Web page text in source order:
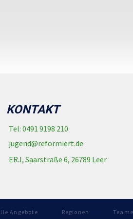
KONTAKT
Tel: 0491 9198 210
jugend@reformiert.de
ERJ, Saarstraße 6, 26789 Leer
Angebote Regionen